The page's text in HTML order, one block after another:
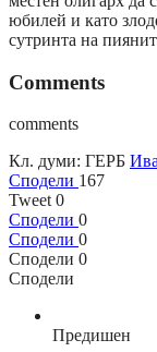
юбилей и като
сутринта на
Comments
comments
Кл. думи: ГЕРБ
Сподели 167
Tweet 0
Сподели 0
Сподели 0
Сподели 0
Сподели
Предишен